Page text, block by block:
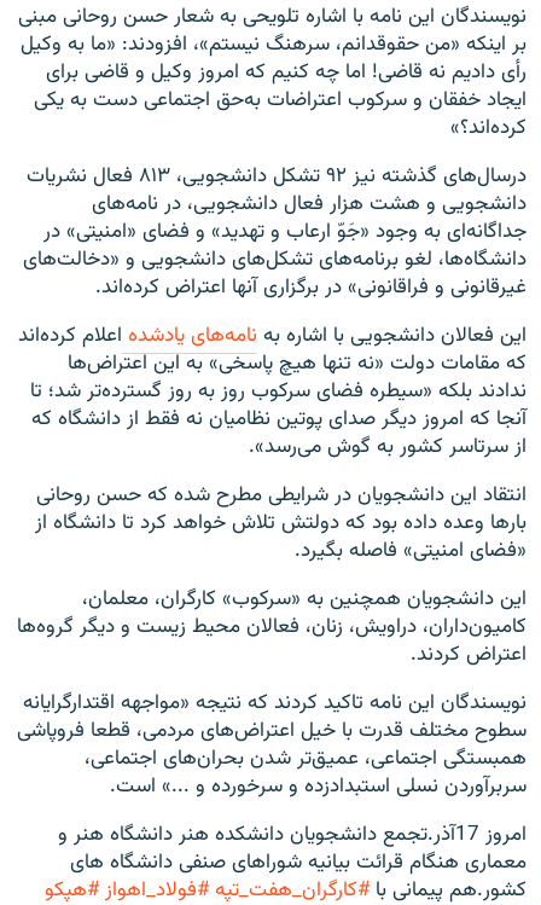
نویسندگان این نامه با اشاره تلویحی به شعار حسن روحانی مبنی
بر اینکه «من حقوقدانم، سرهنگ نیستم»، افزودند: «ما به وکیل
رأی دادیم نه قاضی! اما چه کنیم که امروز وکیل و قاضی برای
ایجاد خفقان و سرکوب اعتراضات به‌حق اجتماعی دست به یکی
کرده‌اند؟»
درسال‌های گذشته نیز ۹۲ تشکل دانشجویی، ۸۱۳ فعال نشریات
دانشجویی و هشت هزار فعال دانشجویی، در نامه‌های
جداگانه‌ای به وجود «جَوّ ارعاب و تهدید» و فضای «امنیتی» در
دانشگاه‌ها، لغو برنامه‌های تشکل‌های دانشجویی و «دخالت‌های
غیرقانونی و فراقانونی» در برگزاری آنها اعتراض کرده‌اند.
این فعالان دانشجویی با اشاره به نامه‌هاییادشده اعلام کرده‌اند
که مقامات دولت «نه تنها هیچ پاسخی» به این اعتراض‌ها
ندادند بلکه «سیطره‌ فضای سرکوب روز به روز گسترده‌تر شد؛ تا
آنجا که امروز دیگر صدای پوتین نظامیان نه فقط از دانشگاه که
از سرتاسر کشور به گوش می‌رسد».
انتقاد این دانشجویان در شرایطی مطرح شده که حسن روحانی
بارها وعده داده بود که دولتش تلاش خواهد کرد تا دانشگاه از
«فضای امنیتی» فاصله بگیرد.
این دانشجویان همچنین به «سرکوب» کارگران، معلمان،
کامیون‌داران، دراویش، زنان، فعالان محیط زیست و دیگر گروه‌ها
اعتراض کردند.
نویسندگان این نامه تاکید کردند که نتیجه «مواجهه‌ اقتدارگرایانه‌
سطوح مختلف قدرت با خیل اعتراض‌های مردمی، قطعا فروپاشی
همبستگی اجتماعی، عمیق‌تر شدن بحران‌های اجتماعی،
سربرآوردن نسلی استبدادزده و سرخورده و ...» است.
امروز 17آذر.تجمع دانشجویان دانشکده هنر دانشگاه هنر و
معماری هنگام قرائت بیانیه شوراهای صنفی دانشگاه های
کشور.هم پیمانی با#کارگران_هفت_تپه#فولاد_اهواز#هپکو